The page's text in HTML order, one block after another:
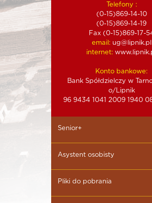
Telefony :
(0-15)869-14-10
(0-15)869-14-19
Fax (0-15)869-17-
email:ug@lipnik.pl
internet:
Konto bankowe:
Bank Spółdzielczy w
o/Lipnik
96 9434 1041 2009 1940
Senior+
Asystent osobisty
Pliki do pobrania